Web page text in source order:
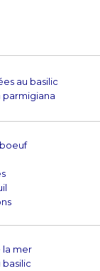
au basilic
parmigiana
la mer
basilic